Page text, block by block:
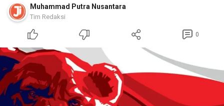
Muhammad Putra Nusantara
Tim Redaksi
0